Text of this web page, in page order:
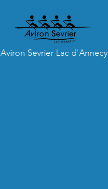
Aviron Sevrier Lac d'Annecy